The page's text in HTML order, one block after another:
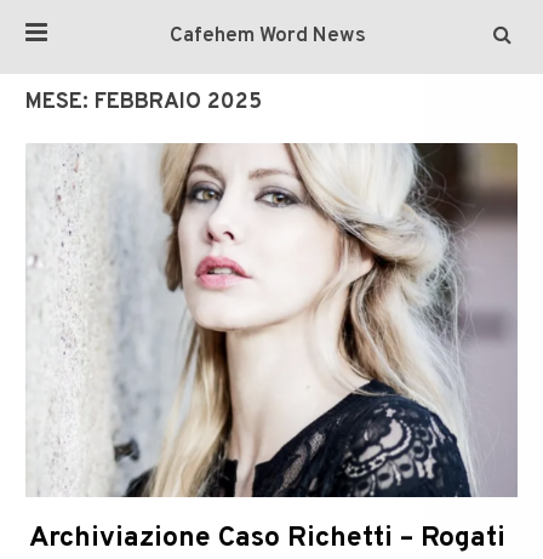
Cafehem Word News
MESE: FEBBRAIO 2025
Archiviazione Caso Richetti – Rogati